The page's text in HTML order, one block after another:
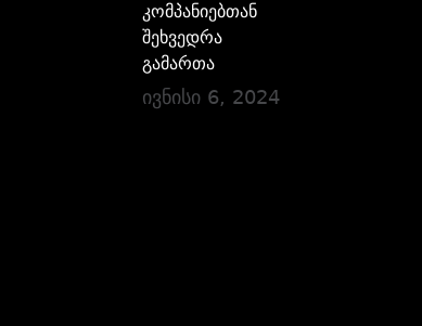
კომპანიებთან
შეხვედრა
გამართა
ივნისი 6, 2024